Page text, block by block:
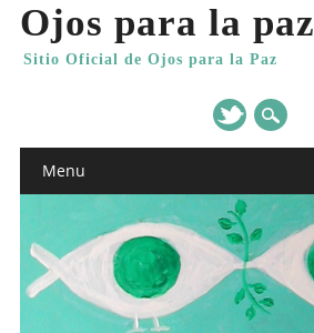
Ojos para la paz
Sitio Oficial de Ojos para la Paz
Main menu
Menu